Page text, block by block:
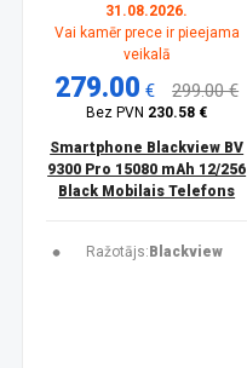
31.08.2026.
Vai kamēr prece ir pieejama
veikalā
279.00 € 299.00 €
Bez PVN 230.58 €
Smartphone Blackview BV
9300 Pro 15080 mAh 12/256
Black Mobilais Telefons
Ražotājs: Blackview